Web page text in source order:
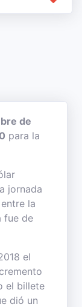
de
para la
jornada
la
fue de
el
el billete
dió un